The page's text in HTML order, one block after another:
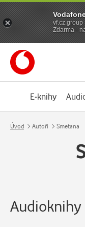
E-knihy
Úvod Autoři Smetana
Audioknihy
vf.cz.group
Zdarma -